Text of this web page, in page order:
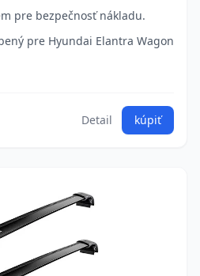
pre bezpečnosť nákladu.
pre Hyundai Elantra Wagon
Detail kúpiť